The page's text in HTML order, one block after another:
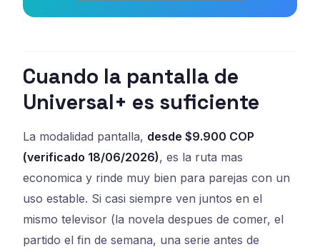
Cuando la pantalla de
Universal+ es suficiente
La modalidad pantalla, desde $9.900 COP
(verificado 18/06/2026), es la ruta mas
economica y rinde muy bien para parejas con un
uso estable. Si casi siempre ven juntos en el
mismo televisor (la novela despues de comer, el
partido el fin de semana, una serie antes de